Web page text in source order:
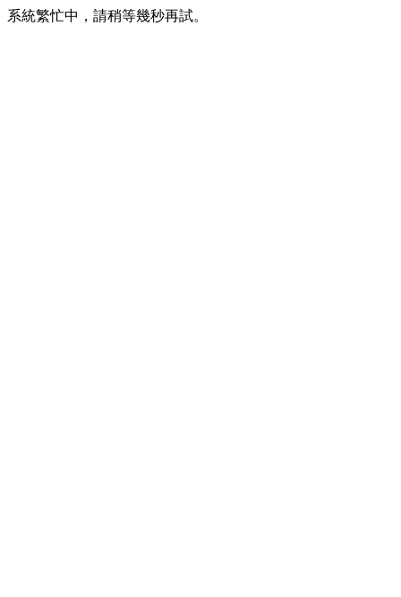
系統繁忙中，請稍等幾秒再試。